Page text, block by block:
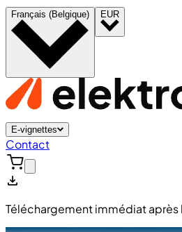
Français (Belgique) EUR
E-vignettes
Contact
Téléchargement immédiat après